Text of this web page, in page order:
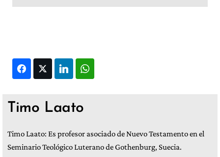
FacebookTwitter LinkedIn
Timo Laato
Timo Laato: Es profesor asociado de Nuevo Testamento en el
Seminario Teológico Luterano de Gothenburg, Suecia.